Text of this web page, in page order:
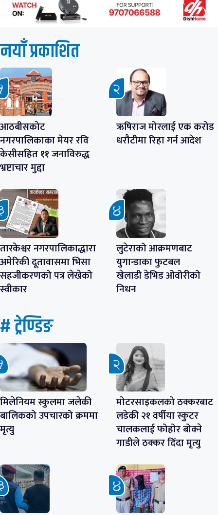
नयाँ प्रकाशित
आठबीसकोट
नगरपालिकाका मेयर रवि
केसीसहित ११ जनाविरुद्ध
भ्रष्टाचार मुद्दा
ऋषिराज मोरलाई एक करोड
धरौटीमा रिहा गर्न आदेश
तारकेश्वर नगरपालिकाद्धारा
अमेरिकी दूतावासमा भिसा
सहजीकरणको पत्र लेखेको
स्वीकार
लुटेराको आक्रमणबाट
युगान्डाका फुटबल
खेलाडी डेभिड ओवोरीको
निधन
# ट्रेण्डिङ
मिलेनियम स्कुलमा जलेकी
बालिकको उपचारको क्रममा
मृत्यु
मोटरसाइकलको ठक्करबाट
लडेकी २१ वर्षीया स्कुटर
चालकलाई फोहोर बोक्ने
गाडीले ठक्कर दिँदा मृत्यु